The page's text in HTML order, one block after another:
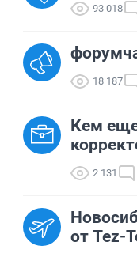
93 018
18 187
Кем
2 131
от Tez-